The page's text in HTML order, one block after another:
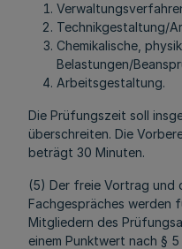
Technikgestaltung/
Chemikalische,
Belastungen/
Arbeitsgestaltung.
Die Prüfungszeit soll
überschreiten. Die
beträgt 30 Minuten.
(5) Der freie Vortrag und
Fachgespräches werden
Mitgliedern des
einem Punktwert nach §